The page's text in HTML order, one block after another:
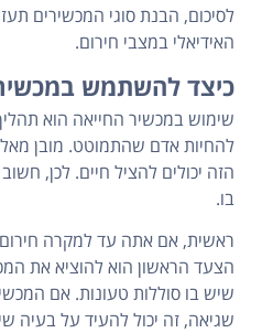
לסיכום, הבנת סוגי המכשירים
האידיאלי במצבי חירום.
כיצד להשתמש
שימוש במכשיר החייאה הוא
להחיות אדם שהתמוטט. מובן
הזה יכולים להציל חיים. לכן,
בו.
ראשית, אם אתה עד למקרה
הצעד הראשון הוא להוציא את
שיש בו סוללות טעונות. אם
שגיאה, זה יכול להעיד על בעיה